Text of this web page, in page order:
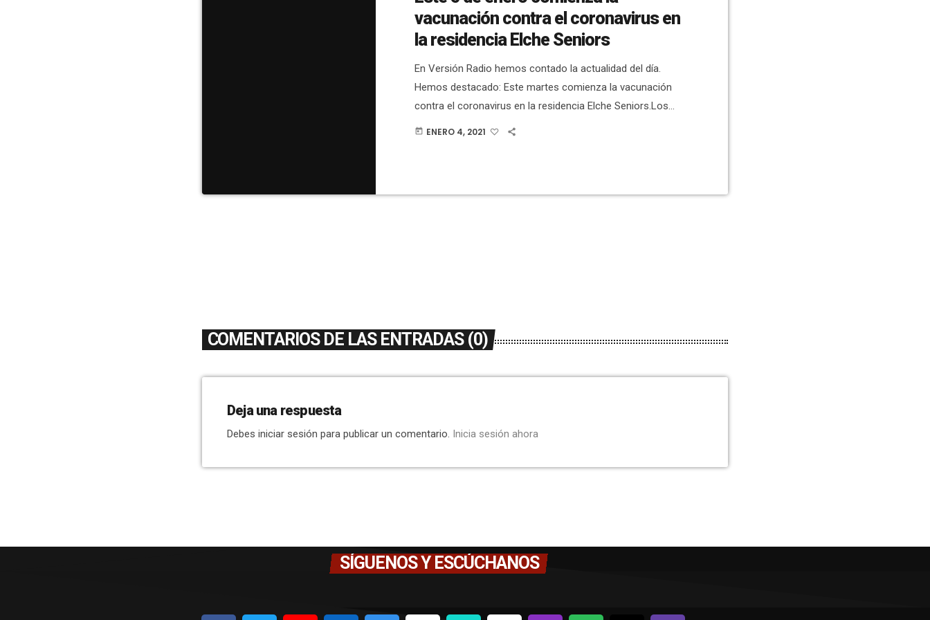
vacunación contra el coronavirus en
la residencia Elche Seniors
En Versión Radio hemos contado la actualidad del día.
Hemos destacado: Este martes comienza la vacunación
contra el coronavirus en la residencia Elche Seniors.Los
datos de ocupación por coronavirus en los hospitales
coronavirus en Elche: uno de […]
today ENERO 4, 2021
COMENTARIOS DE LAS ENTRADAS (0)
Deja una respuesta
Debes iniciar sesión para publicar un comentario. Inicia sesión ahora
SÍGUENOS Y ESCÚCHANOS